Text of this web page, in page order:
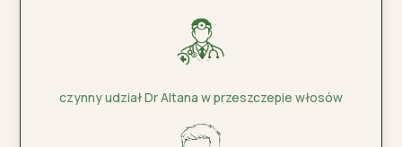
czynny udział Dr Altana w przeszczepie włosów